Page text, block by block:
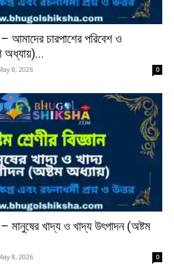
– আমাদের চারপাশের পরিবেশ ও
অধ্যায়)...
8, 2026 0
– মানুষের খাদ্য ও খাদ্য উৎপাদন (অষ্টম
8, 2026 0